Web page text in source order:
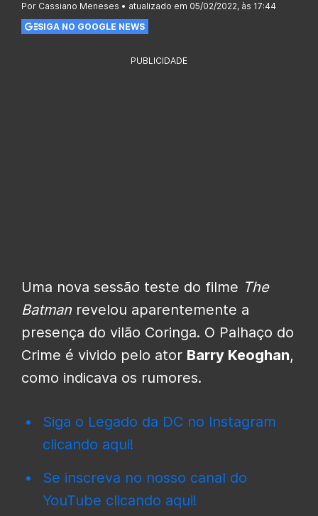
Por Cassiano Meneses • atualizado em 05/02/2022, às 17:44
SIGA NO GOOGLE NEWS
PUBLICIDADE
Uma nova sessão teste do filme The
Batman revelou aparentemente a
presença do vilão Coringa. O Palhaço do
Crime é vivido pelo ator Barry Keoghan,
como indicava os rumores.
Siga o Legado da DC no Instagram
clicando aqui!
Se inscreva no nosso canal do
YouTube clicando aqui!